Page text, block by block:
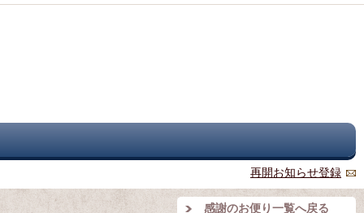
再開お知らせ登録
感謝のお便り一覧へ戻る